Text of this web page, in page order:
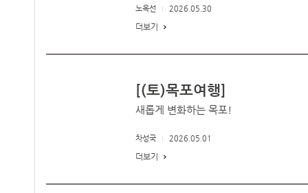
노옥선 2026.05.30
더보기
[(토)목포여행]
새롭게 변화하는 목포!
차성국 2026.05.01
더보기